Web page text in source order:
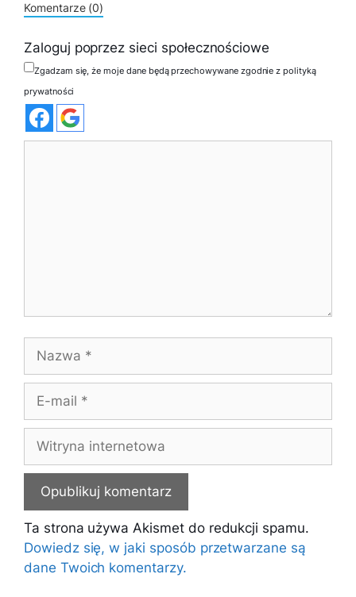
Komentarze (0)
Zaloguj poprzez sieci społecznościowe
Zgadzam się, że moje dane będą przechowywane zgodnie z polityką
prywatności
mail
internetowa
Ta strona używa Akismet do redukcji spamu.
Dowiedz się, w jaki sposób przetwarzane są
dane Twoich komentarzy.